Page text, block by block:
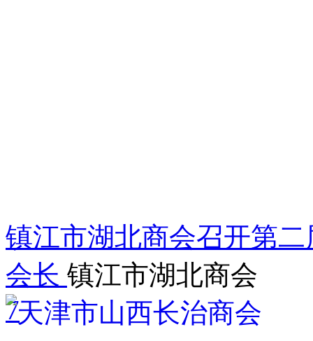
镇江市湖北商会召开第
会长 镇江市湖北商会
7